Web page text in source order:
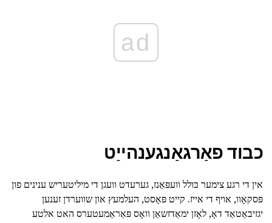
ad
כבוד פאַרגאַנגענהייַט
אין די רגע צימער כּולל וועפּאַנז, גערעדט וועגן די מיליטעריש ענינים פון
פּסקאָוו, אויף די אייז. קייט פּאָסט, העלמעץ און שווערדן זענען
יגזיבאַטאַד דאָ, לאָזן ימאַדזשאַן וואָס פּאַראַמעטערס האט אלטע